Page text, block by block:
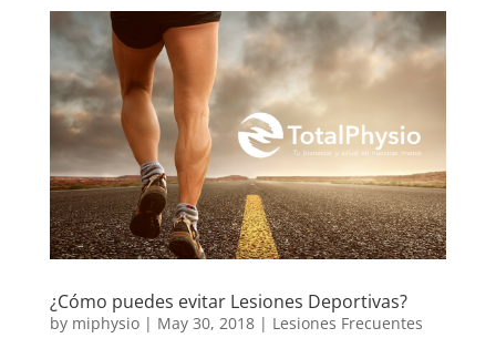
¿Cómo puedes evitar Lesiones Deportivas?
by miphysio| May 30, 2018| Lesiones Frecuentes